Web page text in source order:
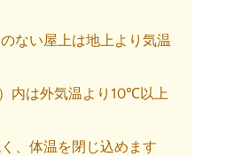
ない屋上は地上より気温
内は外気温より10℃以上
、体温を閉じ込めます